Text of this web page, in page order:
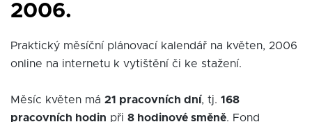
2006.
Praktický měsíční plánovací kalendář na květen, 2006
online na internetu k vytištění či ke stažení.
Měsíc květen má 21 pracovních dní, tj. 168
pracovních hodin při 8 hodinové směně. Fond